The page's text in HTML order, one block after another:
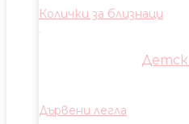
Колички за близнаци
Дървени легла